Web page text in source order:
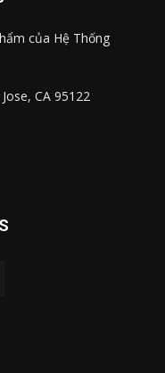
của Hệ Thống
CA 95122